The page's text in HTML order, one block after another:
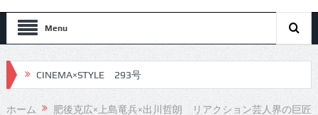
Menu
CINEMA×STYLE 293号
CINEMA×STYLE 292号
ホーム
肥後克広×上島竜兵×出川哲朗 リアクション芸人界の巨匠